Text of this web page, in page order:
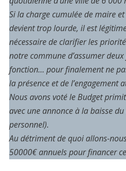
Si la charge cumulée de maire
devient trop lourde, il est
nécessaire de clarifier les
notre commune d’assumer
fonction… pour finalement ne
la présence et de l’engagement
Nous avons voté le Budget
avec une annonce à la baisse
personnel).
Au détriment de quoi allons-
50000€ annuels pour financer